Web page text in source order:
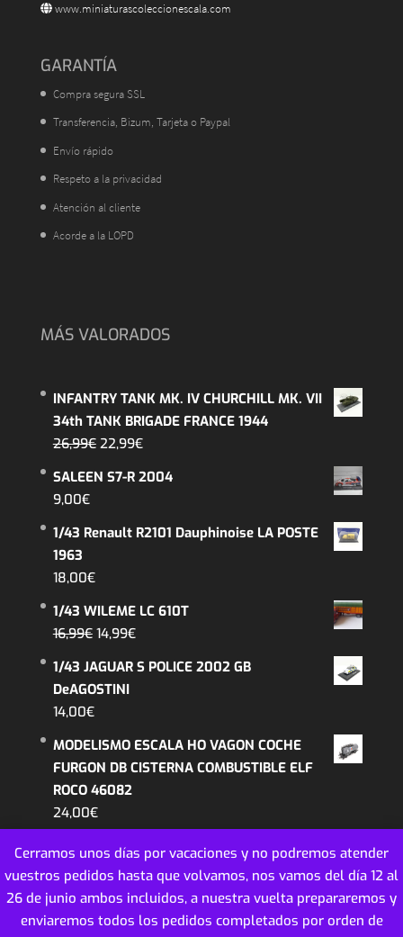
Cerramos unos días por vacaciones y no podremos atender
vuestros pedidos hasta que volvamos, nos vamos del día 12 al
26 de junio ambos incluidos, a nuestra vuelta prepararemos y
enviaremos todos los pedidos completados por orden de
www.miniaturascoleccionescala.com
GARANTÍA
Compra segura SSL
Transferencia, Bizum, Tarjeta o Paypal
Envío rápido
Respeto a la privacidad
Atención al cliente
Acorde a la LOPD
MÁS VALORADOS
INFANTRY TANK MK. IV CHURCHILL MK. VII
34th TANK BRIGADE FRANCE 1944
26,99€ El
26,99€.
22,99€El
22,99€.
SALEEN S7-R 2004
9,00€
1/43 Renault R2101 Dauphinoise LA POSTE
1963
18,00€
1/43 WILEME LC 610T
16,99€ El
14,99€El
1/43 JAGUAR S POLICE 2002 GB
DeAGOSTINI
14,00€
MODELISMO ESCALA HO VAGON COCHE
FURGON DB CISTERNA COMBUSTIBLE ELF
ROCO 46082
24,00€
MINIATURAS COLECCION ESCALA - 2018